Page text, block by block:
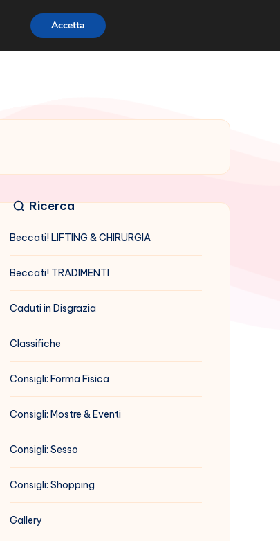
Ricerca
Beccati! LIFTING & CHIRURGIA
Beccati! TRADIMENTI
Caduti in Disgrazia
Classifiche
Consigli: Forma Fisica
Consigli: Mostre & Eventi
Consigli: Sesso
Consigli: Shopping
Gallery
Accetta